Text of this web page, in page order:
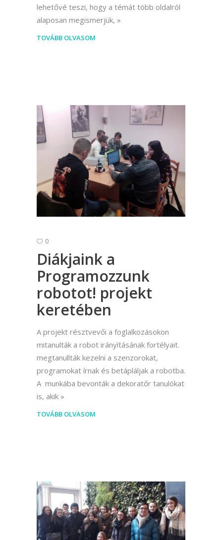
lehetővé teszi, hogy a témát több oldalról
alaposan megismerjük,
TOVÁBB OLVASOM
0
Diákjaink a
Programozzunk
robotot! projekt
keretében
A projekt résztvevői a foglalkozásokon
mitanulták a robot irányításának fortélyait.
megtanullták kezelni a szenzorokat,
programokat írnak és betápláljak a robotba.
A munkába bevonták a dekoratőr tanulókat
is, akik
TOVÁBB OLVASOM